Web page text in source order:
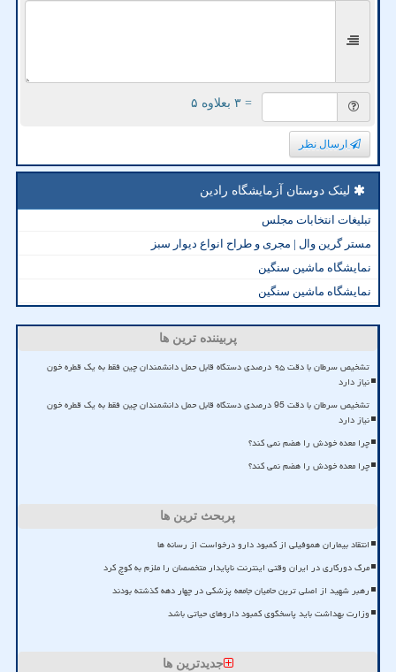
= ۳ بعلاوه ۵
ارسال نظر
لینک دوستان آزمایشگاه رادین
تبلیغات انتخابات مجلس
مستر گرین وال | مجری و طراح انواع دیوار سبز
نمایشگاه ماشین سنگین
نمایشگاه ماشین سنگین
پربیننده ترین ها
تشخیص سرطان با دقت ۹۵ درصدی دستگاه قابل حمل دانشمندان چین فقط به یک قطره خون
نیاز دارد
تشخیص سرطان با دقت 95 درصدی دستگاه قابل حمل دانشمندان چین فقط به یک قطره خون
نیاز دارد
چرا معده خودش را هضم نمی کند؟
چرا معده خودش را هضم نمی کند؟
پربحث ترین ها
انتقاد بیماران هموفیلی از کمبود دارو درخواست از رسانه ها
مرگ دورکاری در ایران وقتی اینترنت ناپایدار متخصصان را ملزم به کوچ کرد
رهبر شهید از اصلی ترین حامیان جامعه پزشکی در چهار دهه گذشته بودند
وزارت بهداشت باید پاسخگوی کمبود داروهای حیاتی باشد
جدیدترین ها